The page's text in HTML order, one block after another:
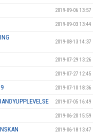
2019-09-06 13:57
2019-09-03 13:44
2019-08-13 14:37
2019-07-29 13:26
2019-07-27 12:45
2019-07-10 18:36
2019-07-05 16:49
2019-06-20 15:59
2019-06-18 13:47